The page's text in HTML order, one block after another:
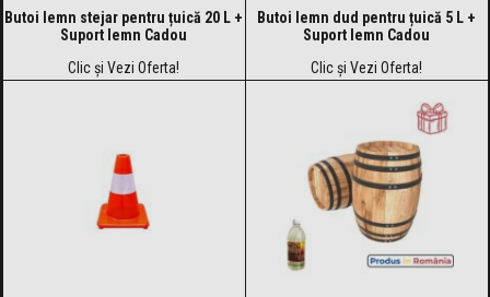
Butoi lemn stejar pentru țuică 20 L +
Suport lemn Cadou
Clic și Vezi Oferta!
Butoi lemn dud pentru țuică 5 L +
Suport lemn Cadou
Clic și Vezi Oferta!